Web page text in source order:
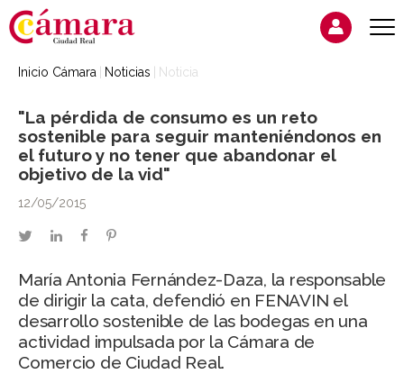
Inicio Cámara Noticias Noticia
"La pérdida de consumo es un reto
sostenible para seguir manteniéndonos en
el futuro y no tener que abandonar el
objetivo de la vid"
12/05/2015
twitterlinkedinfacebookpinterest
María Antonia Fernández-Daza, la responsable
de dirigir la cata, defendió en FENAVIN el
desarrollo sostenible de las bodegas en una
actividad impulsada por la Cámara de
Comercio de Ciudad Real.